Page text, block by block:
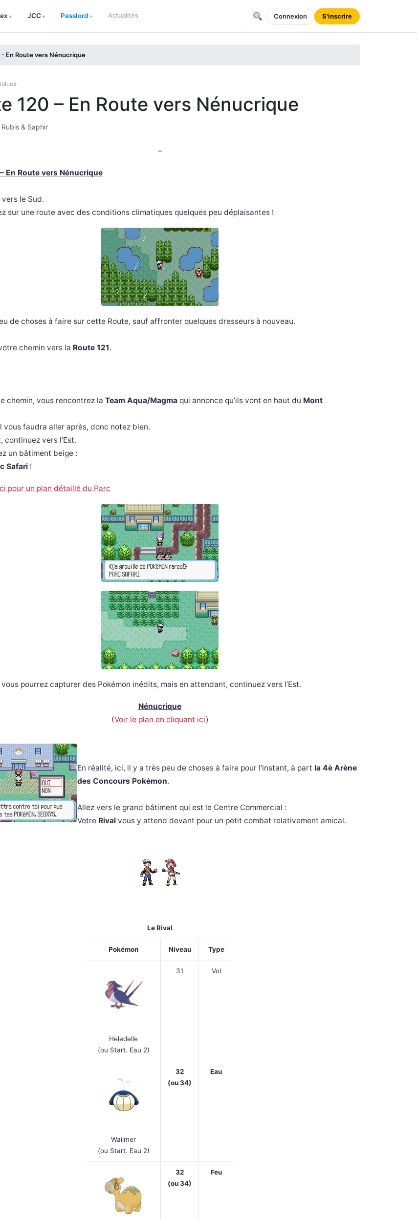
▾ JCC ▾ Passlord ▾ Actualités Connexion S'inscrire
- En Route vers Nénucrique
120 – En Route vers Nénucrique
& Saphir
–
En Route vers Nénucrique
le Sud.
sur une route avec des conditions climatiques quelques peu déplaisantes !
de choses à faire sur cette Route, sauf affronter quelques dresseurs à nouveau.
chemin vers la Route 121.
chemin, vous rencontrez la Team Aqua/Magma qui annonce qu’ils vont en haut du Mont
vous faudra aller après, donc notez bien.
continuez vers l’Est.
un bâtiment beige :
Safari !
pour un plan détaillé du Parc
pourrez capturer des Pokémon inédits, mais en attendant, continuez vers l’Est.
Nénucrique
(Voir le plan en cliquant ici)
En réalité, ici, il y a très peu de choses à faire pour l’instant, à part la 4è Arène
des Concours Pokémon.
Allez vers le grand bâtiment qui est le Centre Commercial :
Votre Rival vous y attend devant pour un petit combat relativement amical.
Le Rival
Pokémon Niveau Type
Heledelle
(ou Start. Eau 2)
31 Vol
Wailmer
(ou Start. Eau 2)
32
(ou 34)
Eau
32
(ou 34)
Feu